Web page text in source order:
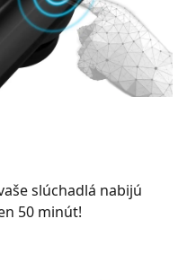
slúchadlá nabijú
50 minút!